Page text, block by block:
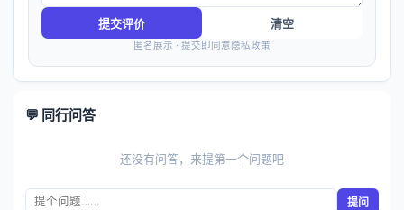
提交评价 清空
匿名展示 · 提交即同意隐私政策
💬 同行问答
还没有问答，来提第一个问题吧
提问